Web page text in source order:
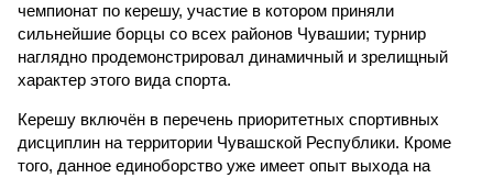
чемпионат по керешу, участие в котором приняли
сильнейшие борцы со всех районов Чувашии; турнир
наглядно продемонстрировал динамичный и зрелищный
характер этого вида спорта.
Керешу включён в перечень приоритетных спортивных
дисциплин на территории Чувашской Республики. Кроме
того, данное единоборство уже имеет опыт выхода на